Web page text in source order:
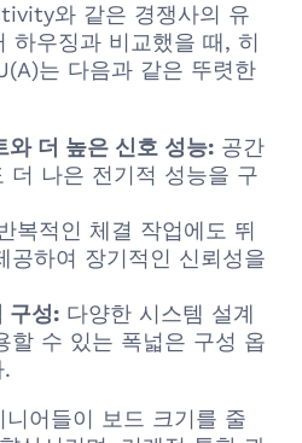
와 같은 경쟁사의 유
하우징과 비교했을 때, 히
는 다음과 같은 뚜렷한
와 더 높은 신호 성능: 공간
더 나은 전기적 성능을 구
복적인 체결 작업에도 뛰
공하여 장기적인 신뢰성을
구성: 다양한 시스템 설계
할 수 있는 폭넓은 구성 옵
어들이 보드 크기를 줄